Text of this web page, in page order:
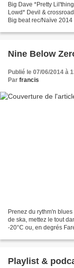
Big Dave *Pretty
Lowd* Devil &
Big beat rec/Naïve
Nine Below
Publié le 07/06/2014 à
Par francis
Prenez du rythm'n
de ska, mettez le tout
-20°C ou, en degrés
Playlist &